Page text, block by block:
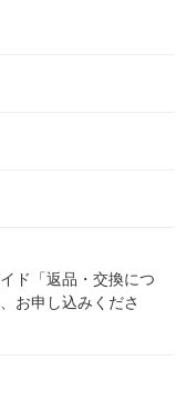
ド「返品・交換につ
お申し込みくださ